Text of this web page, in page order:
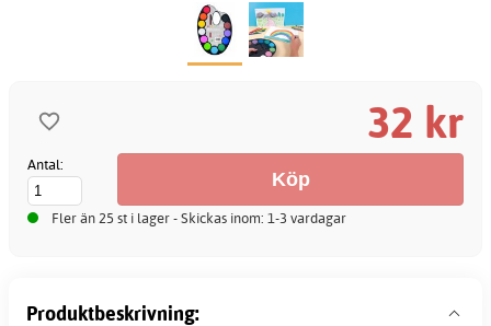
32 kr
Antal:
Fler än 25 st i lager - Skickas inom: 1-3 vardagar
Produktbeskrivning: